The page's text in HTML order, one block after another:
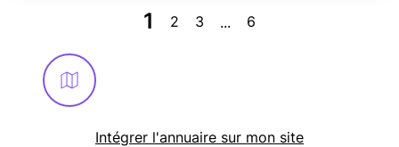
1 2 3 ... 6
Intégrer l'annuaire sur mon site